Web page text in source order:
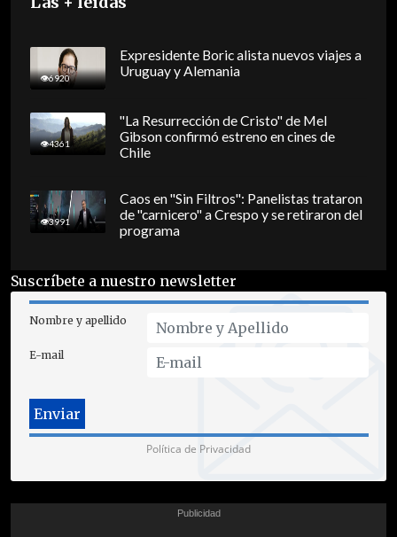
6920
Expresidente Boric alista nuevos viajes a
Uruguay y Alemania
4361
"La Resurrección de Cristo" de Mel
Gibson confirmó estreno en cines de
Chile
3991
Caos en "Sin Filtros": Panelistas trataron
de "carnicero" a Crespo y se retiraron del
programa
Suscríbete a nuestro newsletter
Nombre y apellido
E-mail
Política de Privacidad